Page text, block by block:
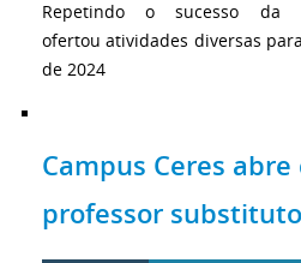
Repetindo o sucesso da
ofertou atividades diversas
de 2024
Campus Ceres
professor substituto